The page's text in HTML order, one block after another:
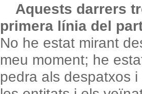
Aquests darrers
primera línia del
No he estat mirant
meu moment; he
pedra als despatxos